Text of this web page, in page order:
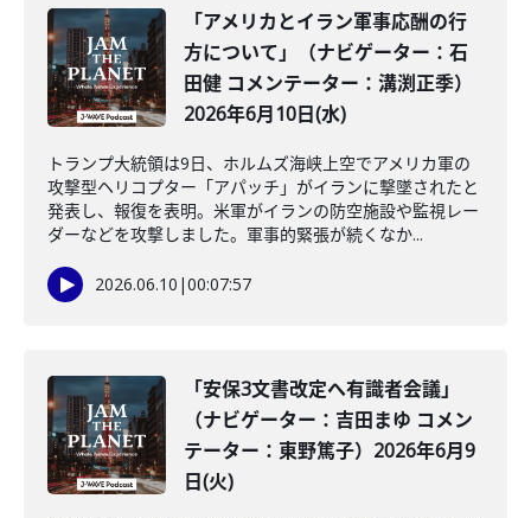
「アメリカとイラン軍事応酬の行
方について」（ナビゲーター：石
田健 コメンテーター：溝渕正季）
2026年6月10日(水)
トランプ大統領は9日、ホルムズ海峡上空でアメリカ軍の
攻撃型ヘリコプター「アパッチ」がイランに撃墜されたと
発表し、報復を表明。米軍がイランの防空施設や監視レー
ダーなどを攻撃しました。軍事的緊張が続くなか...
2026.06.10 |00:07:57
「安保3文書改定へ有識者会議」
（ナビゲーター：吉田まゆ コメン
テーター：東野篤子）2026年6月9
日(火)